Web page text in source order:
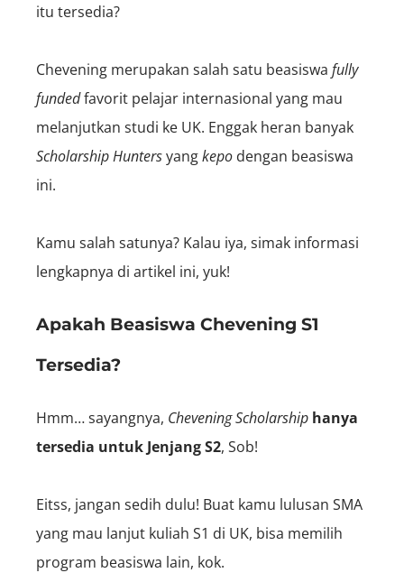
itu tersedia?
Chevening merupakan salah satu beasiswa fully
fundedfavorit pelajar internasional yang mau
melanjutkan studi ke UK. Enggak heran banyak
ScholarshipHuntersyangkepo dengan beasiswa
ini.
Kamu salah satunya? Kalau iya, simak informasi
lengkapnya di artikel ini, yuk!
Apakah Beasiswa Chevening S1
Tersedia?
Hmm… sayangnya, Chevening Scholarship hanya
tersedia untuk Jenjang S2, Sob!
Eitss, jangan sedih dulu! Buat kamu lulusan SMA
yang mau lanjut kuliah S1 di UK, bisa memilih
program beasiswa lain, kok.